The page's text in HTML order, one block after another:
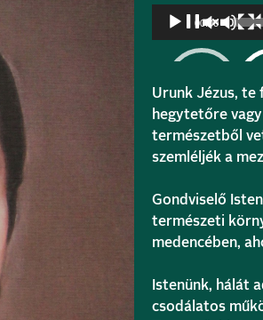
Audió
lejátszó00:00
Urunk Jézus, te
hegytetőre
természetből
szemléljék a
Gondviselő
természeti
medencében,
Istenünk, hálát
csodálatos